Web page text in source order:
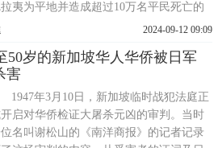
拉夷为平地并造成超过10万名平民死亡的
拉大惨案吗?忘了巴丹死亡行军途中和圣
万计的冤魂吗?这一质问，让人们的记忆
回到那个被血与火笼罩的年代。战争的
烟早已散去，
2024-09-12 09:09
50岁的新加坡华人华侨被日军
害
1947年3月10日，新加坡临时战犯法庭正
启对华侨检证大屠杀元凶的审判。当时
名叫谢松山的《南洋商报》的记者记录